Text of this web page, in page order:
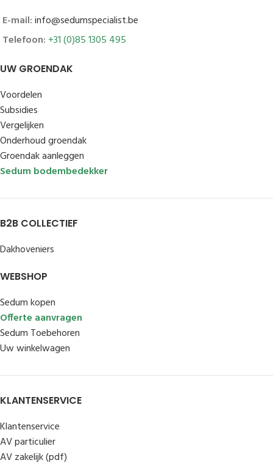
E-mail:info@sedumspecialist.be
Telefoon: +31 (0)85 1305 495
UW GROENDAK
Voordelen
Subsidies
Vergelijken
Onderhoud groendak
Groendak aanleggen
Sedum bodembedekker
B2B COLLECTIEF
Dakhoveniers
WEBSHOP
Sedum kopen
Offerte aanvragen
Sedum Toebehoren
Uw winkelwagen
KLANTENSERVICE
Klantenservice
AV particulier
AV zakelijk (pdf)